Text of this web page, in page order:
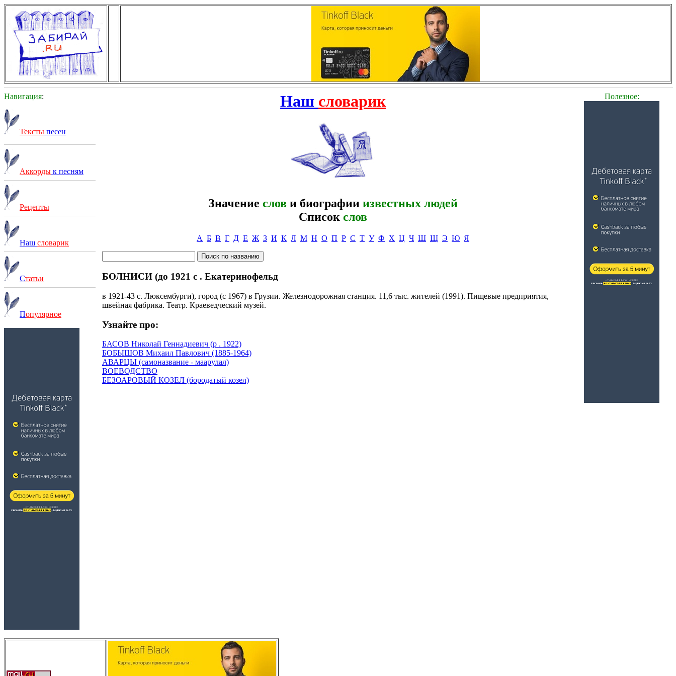
Навигация:
Тексты песен
Аккорды к песням
Рецепты
Наш словарик
Статьи
Популярное
Наш словарик
Значение слов и биографии известных людей
Список слов
А Б В Г Д Е Ж З И К Л М Н О П Р С Т У Ф Х Ц Ч Ш Щ Э Ю Я
БОЛНИСИ (до 1921 с . Екатеринофельд
в 1921-43 с. Люксембурги), город (с 1967) в Грузии. Железнодорожная станция. 11,6 тыс. жителей (1991). Пищевые предприятия,
швейная фабрика. Театр. Краеведческий музей.
Узнайте про:
БАСОВ Николай Геннадиевич (р . 1922)
БОБЫШОВ Михаил Павлович (1885-1964)
АВАРЦЫ (самоназвание - маарулал)
ВОЕВОДСТВО
БЕЗОАРОВЫЙ КОЗЕЛ (бородатый козел)
Полезное: